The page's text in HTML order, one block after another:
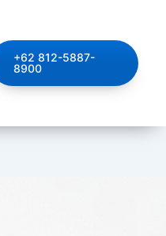
+62 812-5887-
8900